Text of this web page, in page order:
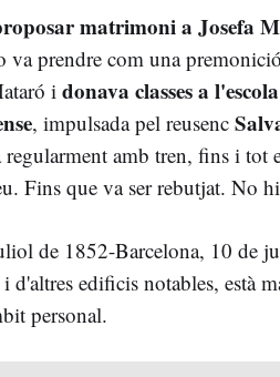
matrimoni a Josefa
va prendre com una
i donava classes a
, impulsada pel reusenc
regularment amb tren, fins i tot
Fins que va ser rebutjat. No
de 1852-Barcelona, 10 de
i d'altres edificis notables, està
personal.